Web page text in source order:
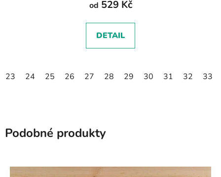
od 529 Kč
DETAIL
23 24 25 26 27 28 29 30 31 32 33
Podobné produkty